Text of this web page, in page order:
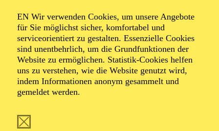
EN Wir verwenden Cookies, um unsere Angebote
für Sie möglichst sicher, komfortabel und
serviceorientiert zu gestalten. Essenzielle Cookies
sind unentbehrlich, um die Grundfunktionen der
Website zu ermöglichen. Statistik-Cookies helfen
uns zu verstehen, wie die Website genutzt wird,
indem Informationen anonym gesammelt und
gemeldet werden.
Organiser: Theater-, Konzert- u. Gastspieldirektion OTTO
HOFNER GMBH
TICKETS
55,20 52,70€
EN: SCHAUSPIEL ESSEN
05.09.2026